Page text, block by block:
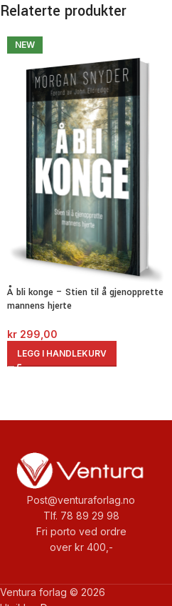
Relaterte produkter
NEW
Å bli konge – Stien til å gjenopprette
mannens hjerte
kr 299,00
LEGG I HANDLEKURV
Post@venturaforlag.no
Tlf. 78 89 29 98
Fri porto ved ordre
over kr 400,-
Ventura forlag © 2026